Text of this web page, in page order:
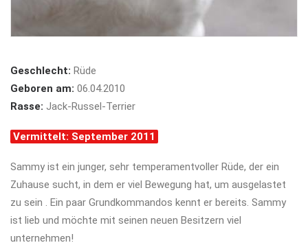
Geschlecht: Rüde
Geboren am: 06.04.2010
Rasse: Jack-Russel-Terrier
Vermittelt: September 2011
Sammy ist ein junger, sehr temperamentvoller Rüde, der ein
Zuhause sucht, in dem er viel Bewegung hat, um ausgelastet
zu sein . Ein paar Grundkommandos kennt er bereits. Sammy
ist lieb und möchte mit seinen neuen Besitzern viel
unternehmen!